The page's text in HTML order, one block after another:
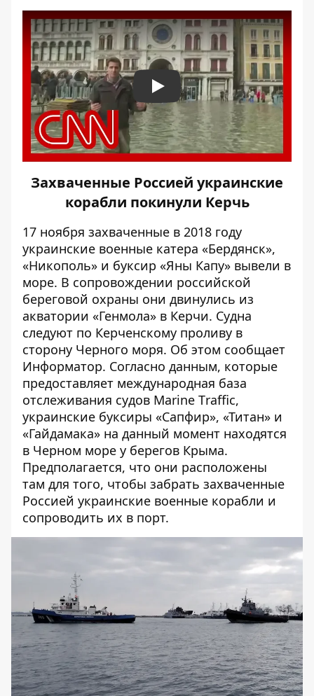
Play
Захваченные Россией украинские
корабли покинули Керчь
17 ноября захваченные в 2018 году
украинские военные катера «Бердянск»,
«Никополь» и буксир «Яны Капу» вывели в
море. В сопровождении российской
береговой охраны они двинулись из
акватории «Генмола» в Керчи. Судна
следуют по Керченскому проливу в
сторону Черного моря. Об этом сообщает
Информатор. Согласно данным, которые
предоставляет международная база
отслеживания судов Мarine Тraffic,
украинские буксиры «Сапфир», «Титан» и
«Гайдамака» на данный момент находятся
в Черном море у берегов Крыма.
Предполагается, что они расположены
там для того, чтобы забрать захваченные
Россией украинские военные корабли и
сопроводить их в порт.